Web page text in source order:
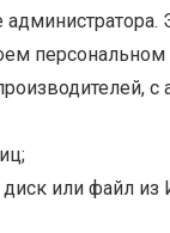
с
или файл из